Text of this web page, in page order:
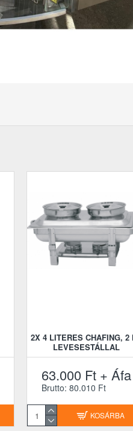
2X 4 LITERES CHAFING, 2
LEVESESTÁLLAL
63.000 Ft + Áfa
Brutto: 80.010 Ft
KOSÁRBA